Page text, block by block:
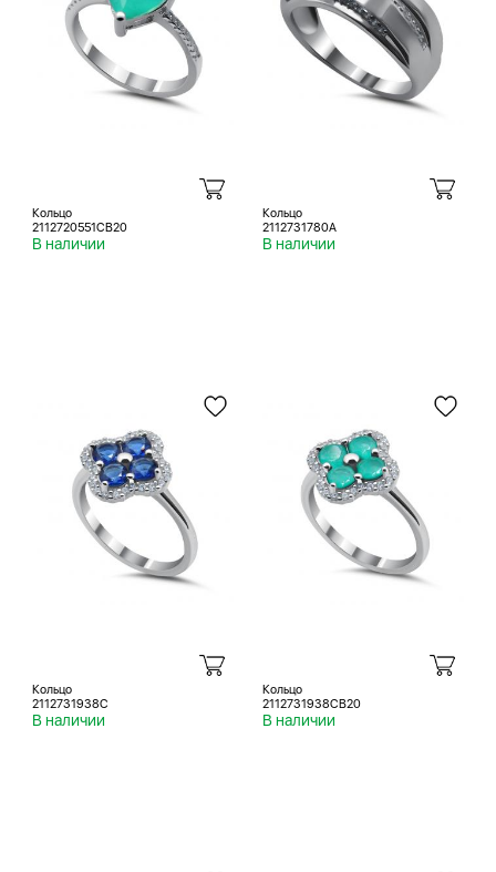
Кольцо
2112720551CB20
В наличии
Кольцо
2112731780A
В наличии
Кольцо
2112731938C
В наличии
Кольцо
2112731938CB20
В наличии